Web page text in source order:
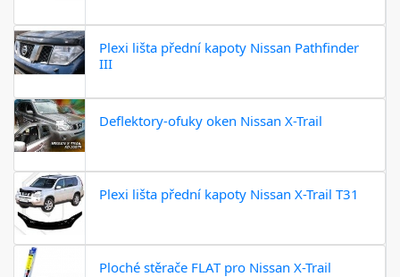
Plexi lišta přední kapoty Nissan Pathfinder
III
Deflektory-ofuky oken Nissan X-Trail
Plexi lišta přední kapoty Nissan X-Trail T31
Ploché stěrače FLAT pro Nissan X-Trail